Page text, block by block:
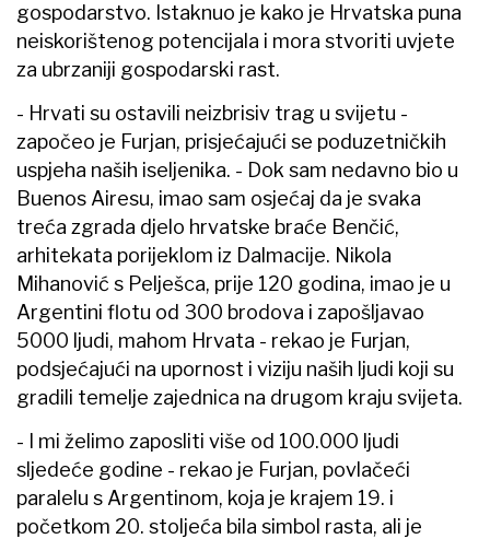
gospodarstvo. Istaknuo je kako je Hrvatska puna
neiskorištenog potencijala i mora stvoriti uvjete
za ubrzaniji gospodarski rast.
- Hrvati su ostavili neizbrisiv trag u svijetu -
započeo je Furjan, prisjećajući se poduzetničkih
uspjeha naših iseljenika. - Dok sam nedavno bio u
Buenos Airesu, imao sam osjećaj da je svaka
treća zgrada djelo hrvatske braće Benčić,
arhitekata porijeklom iz Dalmacije. Nikola
Mihanović s Pelješca, prije 120 godina, imao je u
Argentini flotu od 300 brodova i zapošljavao
5000 ljudi, mahom Hrvata - rekao je Furjan,
podsjećajući na upornost i viziju naših ljudi koji su
gradili temelje zajednica na drugom kraju svijeta.
- I mi želimo zaposliti više od 100.000 ljudi
sljedeće godine - rekao je Furjan, povlačeći
paralelu s Argentinom, koja je krajem 19. i
početkom 20. stoljeća bila simbol rasta, ali je